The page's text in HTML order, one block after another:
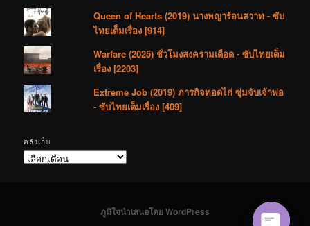
Queen of Hearts (2019) นางพญาร้อนสวาท - ซับ
ไทยเต็มเรื่อง [914]
Warfare (2025) ชั่วโมงสงครามเดือด - ซับไทยเต็ม
เรื่อง [2203]
Extreme Job (2019) ภารกิจทอดไก่ ซุ่มจับเจ้าพ่อ
- ซับไทยเต็มเรื่อง [409]
คลังเก็บ
คลัง
ภูมิใจนำเสนอโดย WordPress